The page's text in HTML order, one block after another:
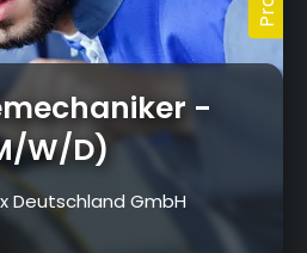
Kulmbach
und der Region
-
W/D)
Deutschland GmbH